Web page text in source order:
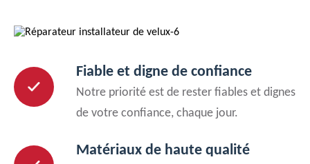
Fiable et digne de confiance
Notre priorité est de rester fiables et dignes
de votre confiance, chaque jour.
Matériaux de haute qualité